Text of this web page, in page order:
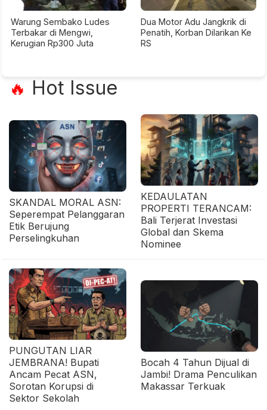
Warung Sembako Ludes
Terbakar di Mengwi,
Kerugian Rp300 Juta
Dua Motor Adu Jangkrik di
Penatih, Korban Dilarikan Ke
RS
🔥 Hot Issue
SKANDAL MORAL ASN:
Seperempat Pelanggaran
Etik Berujung
Perselingkuhan
KEDAULATAN
PROPERTI TERANCAM:
Bali Terjerat Investasi
Global dan Skema
Nominee
PUNGUTAN LIAR
JEMBRANA! Bupati
Ancam Pecat ASN,
Sorotan Korupsi di
Sektor Sekolah
Bocah 4 Tahun Dijual di
Jambi! Drama Penculikan
Makassar Terkuak